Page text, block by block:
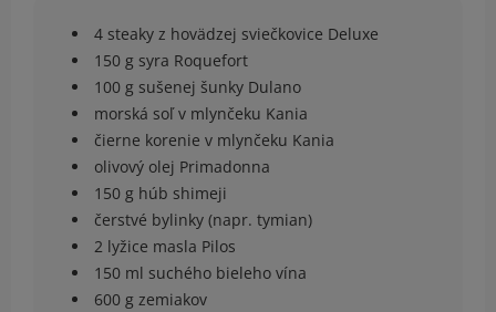
4 steaky z hovädzej sviečkovice Deluxe
150 g syra Roquefort
100 g sušenej šunky Dulano
morská soľ v mlynčeku Kania
čierne korenie v mlynčeku Kania
olivový olej Primadonna
150 g húb shimeji
čerstvé bylinky (napr. tymian)
2 lyžice masla Pilos
150 ml suchého bieleho vína
600 g zemiakov